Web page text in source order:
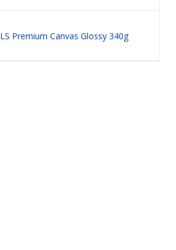
LS Premium Canvas Glossy 340g